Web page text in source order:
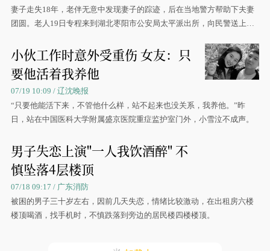
妻子走失18年，老伴无意中发现妻子的踪迹，后在当地警方帮助下夫妻
团圆。老人19日专程来到湖北枣阳市公安局太平派出所，向民警送上锦
小伙工作时意外受重伤 女友：只
要他活着我养他
07/19 10:09 / 辽沈晚报
“只要他能活下来，不管他什么样，站不起来也没关系，我养他。”昨
日，站在中国医科大学附属盛京医院重症监护室门外，小雪泣不成声。
男子失恋上演"一人我饮酒醉" 不
慎坠落4层楼顶
07/18 09:17 / 广东消防
被困的男子三十岁左右，因前几天失恋，情绪比较激动，在出租房六楼
楼顶喝酒，找手机时，不慎跌落到旁边的居民楼四楼楼顶。